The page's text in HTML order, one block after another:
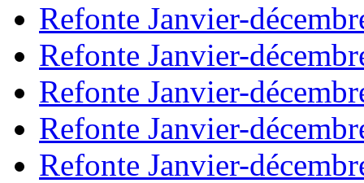
Refonte Janvier-
Refonte Janvier-
Refonte Janvier-
Refonte Janvier-
Refonte Janvier-